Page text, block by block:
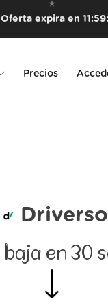
Oferta expira en 11:59:
Precios
Driverso
baja en 30